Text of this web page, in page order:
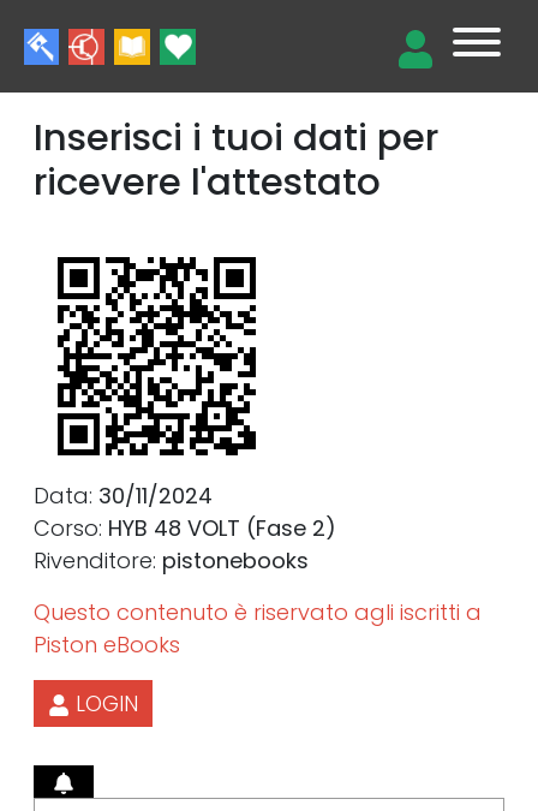
Inserisci i tuoi dati per
ricevere l'attestato
Data: 30/11/2024
Corso: HYB 48 VOLT (Fase 2)
Rivenditore: pistonebooks
Questo contenuto è riservato agli iscritti a
Piston eBooks
LOGIN